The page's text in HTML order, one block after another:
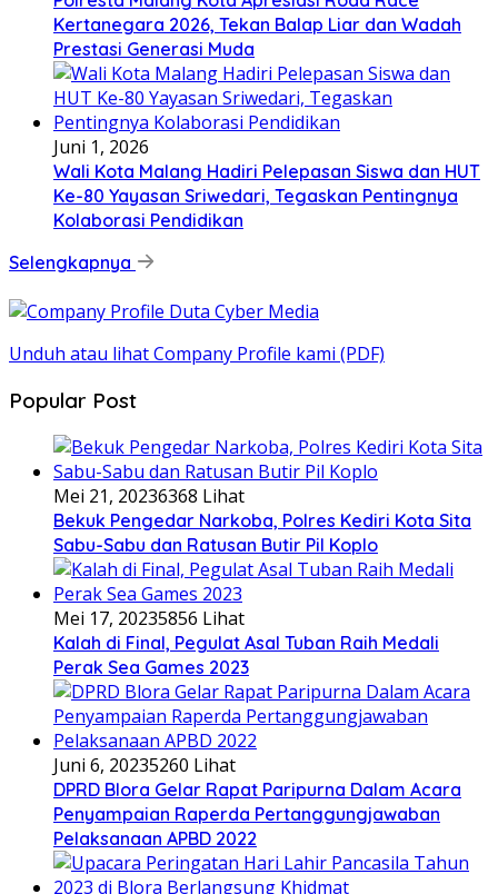
Kertanegara 2026, Tekan Balap Liar dan Wadah
Prestasi Generasi Muda
Juni 1, 2026
Wali Kota Malang Hadiri Pelepasan Siswa dan HUT
Ke-80 Yayasan Sriwedari, Tegaskan Pentingnya
Kolaborasi Pendidikan
Selengkapnya
Unduh atau lihat Company Profile kami (PDF)
Popular Post
Mei 21, 20236368 Lihat
Bekuk Pengedar Narkoba, Polres Kediri Kota Sita
Sabu-Sabu dan Ratusan Butir Pil Koplo
Mei 17, 20235856 Lihat
Kalah di Final, Pegulat Asal Tuban Raih Medali
Perak Sea Games 2023
Juni 6, 20235260 Lihat
DPRD Blora Gelar Rapat Paripurna Dalam Acara
Penyampaian Raperda Pertanggungjawaban
Pelaksanaan APBD 2022